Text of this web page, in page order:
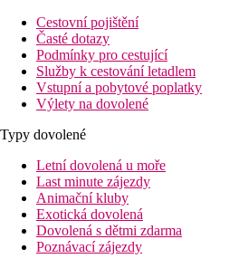
Cestovní pojištění
Časté dotazy
Podmínky pro cestující
Služby k cestování letadlem
Vstupní a pobytové poplatky
Výlety na dovolené
Typy dovolené
Letní dovolená u moře
Last minute zájezdy
Animační kluby
Exotická dovolená
Dovolená s dětmi zdarma
Poznávací zájezdy